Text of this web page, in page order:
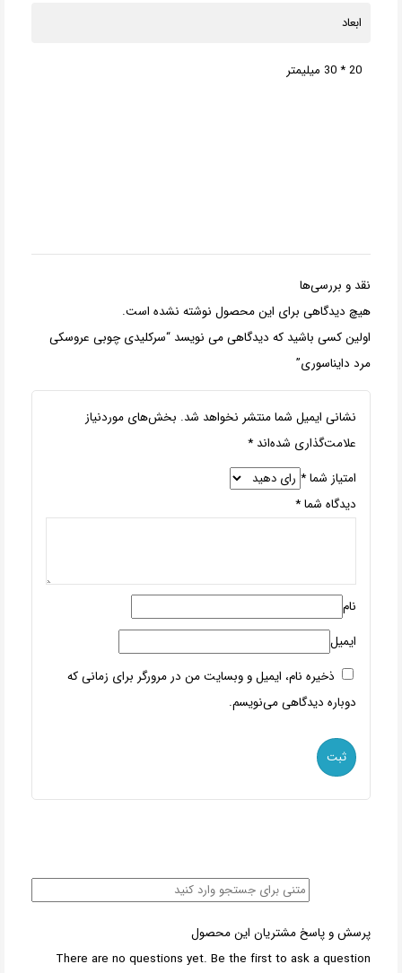
ابعاد
20 * 30 میلیمتر
نقد و بررسی‌ها
هیچ دیدگاهی برای این محصول نوشته نشده است.
اولین کسی باشید که دیدگاهی می نویسد “سرکلیدی چوبی عروسکی
مرد دایناسوری”
نشانی ایمیل شما منتشر نخواهد شد. بخش‌های موردنیاز
علامت‌گذاری شده‌اند *
امتیاز شما*
دیدگاه شما*
نام
ایمیل
ذخیره نام، ایمیل و وبسایت من در مرورگر برای زمانی که
دوباره دیدگاهی می‌نویسم.
پرسش و پاسخ مشتریان این محصول
There are no questions yet. Be the first to ask a question